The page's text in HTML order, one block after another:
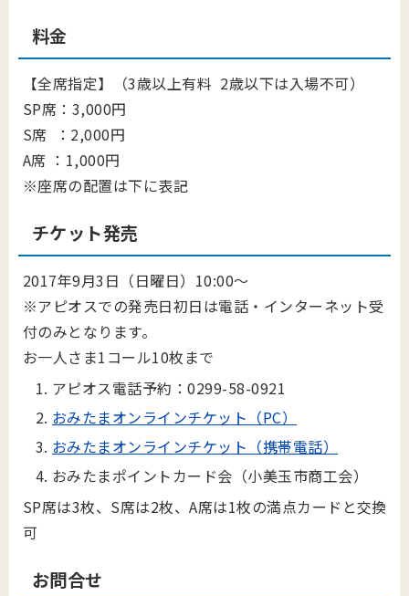
料金
【全席指定】（3歳以上有料 2歳以下は入場不可）
SP席：3,000円
S席 ：2,000円
A席 ：1,000円
※座席の配置は下に表記
チケット発売
2017年9月3日（日曜日）10:00～
※アピオスでの発売日初日は電話・インターネット受
付のみとなります。
お一人さま1コール10枚まで
アピオス電話予約：0299-58-0921
おみたまオンラインチケット（PC）
おみたまオンラインチケット（携帯電話）
おみたまポイントカード会（小美玉市商工会）
SP席は3枚、S席は2枚、A席は1枚の満点カードと交換
可
お問合せ